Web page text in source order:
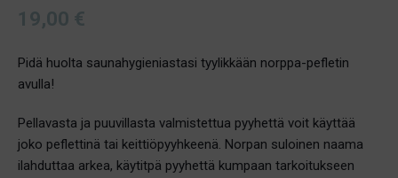
19,00 €
Pidä huolta saunahygieniastasi tyylikkään norppa-pefletin
avulla!
Pellavasta ja puuvillasta valmistettua pyyhettä voit käyttää
joko peflettinä tai keittiöpyyhkeenä. Norpan suloinen naama
ilahduttaa arkea, käytitpä pyyhettä kumpaan tarkoitukseen